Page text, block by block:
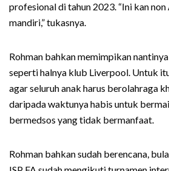
profesional di tahun 2023. “Ini kan non
mandiri,” tukasnya.
Rohman bahkan memimpikan
seperti halnya klub Liverpool. Untuk
agar seluruh anak harus berolahraga
daripada waktunya habis untuk
bermedsos yang tidak bermanfaat.
Rohman bahkan sudah berencana,